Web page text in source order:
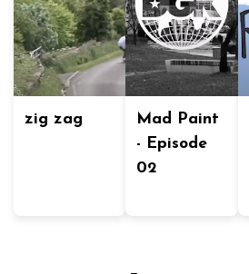
zig zag
Mad Paint
- Episode
02